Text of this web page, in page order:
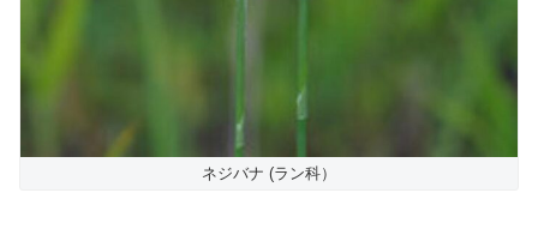
ネジバナ (ラン科）